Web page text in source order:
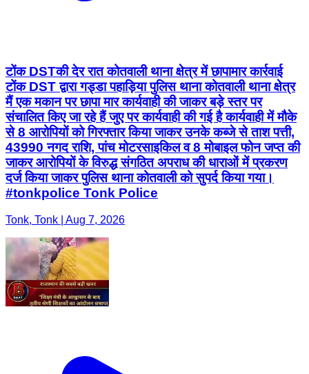
टोंक DSTकी देर रात कोतवाली थाना क्षेत्र में छापामार कार्रवाई
टोंक DST द्वारा गड्डा पहाड़िया पुलिस थाना कोतवाली थाना क्षेत्र
मैं एक मकान पर छापा मार कार्यवाही की जाकर बड़े स्तर पर
संचालित किए जा रहे हैं जुए पर कार्यवाही की गई है कार्यवाही में मौके
से 8 आरोपियों को गिरफ्तार किया जाकर उनके कब्जे से ताश पत्ती,
43990 नगद राशि, पांच मोटरसाइकिल व 8 मोबाइल फोन जप्त की
जाकर आरोपियों के विरुद्ध संगठित अपराध की धाराओं में प्रकरण
दर्ज किया जाकर पुलिस थाना कोतवाली को सुपर्द किया गया।
#tonkpolice Tonk Police
Tonk, Tonk | Aug 7, 2026